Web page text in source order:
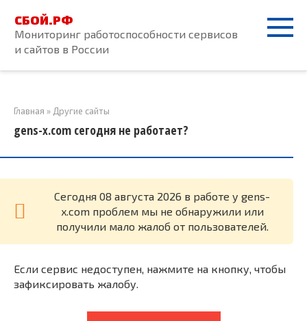
контенту
СБОЙ.РФ
Мониторинг работоспособности сервисов
и сайтов в России
Главная » Другие сайты
gens-x.com сегодня не работает?
Cегодня 08 августа 2026 в работе у gens-
x.com проблем мы не обнаружили или
получили мало жалоб от пользователей.
Если сервис недоступен, нажмите на кнопку, чтобы
зафиксировать жалобу.